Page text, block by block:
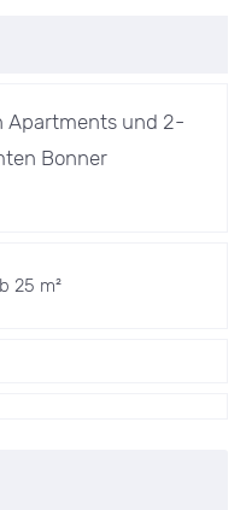
Apartments und 2-
Bonner
25 m²